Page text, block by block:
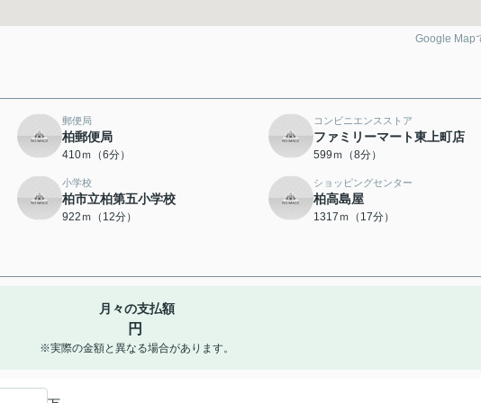
Google Map
郵便局
柏郵便局
410ｍ（6分）
コンビニエンスストア
ファミリーマート東上町店
599ｍ（8分）
小学校
柏市立柏第五小学校
922ｍ（12分）
ショッピングセンター
柏高島屋
1317ｍ（17分）
月々の支払額
円
※実際の金額と異なる場合があります。